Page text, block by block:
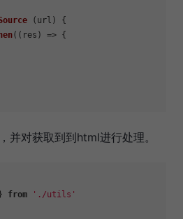
(url) {
( ( res ) => {
并对获取到到html进行处理。
from './utils'